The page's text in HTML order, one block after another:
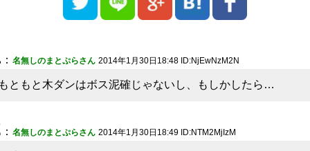
： 名無しのまとぷらさん 2014年1月30日18:48 ID:NjEwNzM2N
ともと木ダンはボス泥確じゃないし、もしかしたら…
： 名無しのまとぷらさん 2014年1月30日18:49 ID:NTM2MjIzM